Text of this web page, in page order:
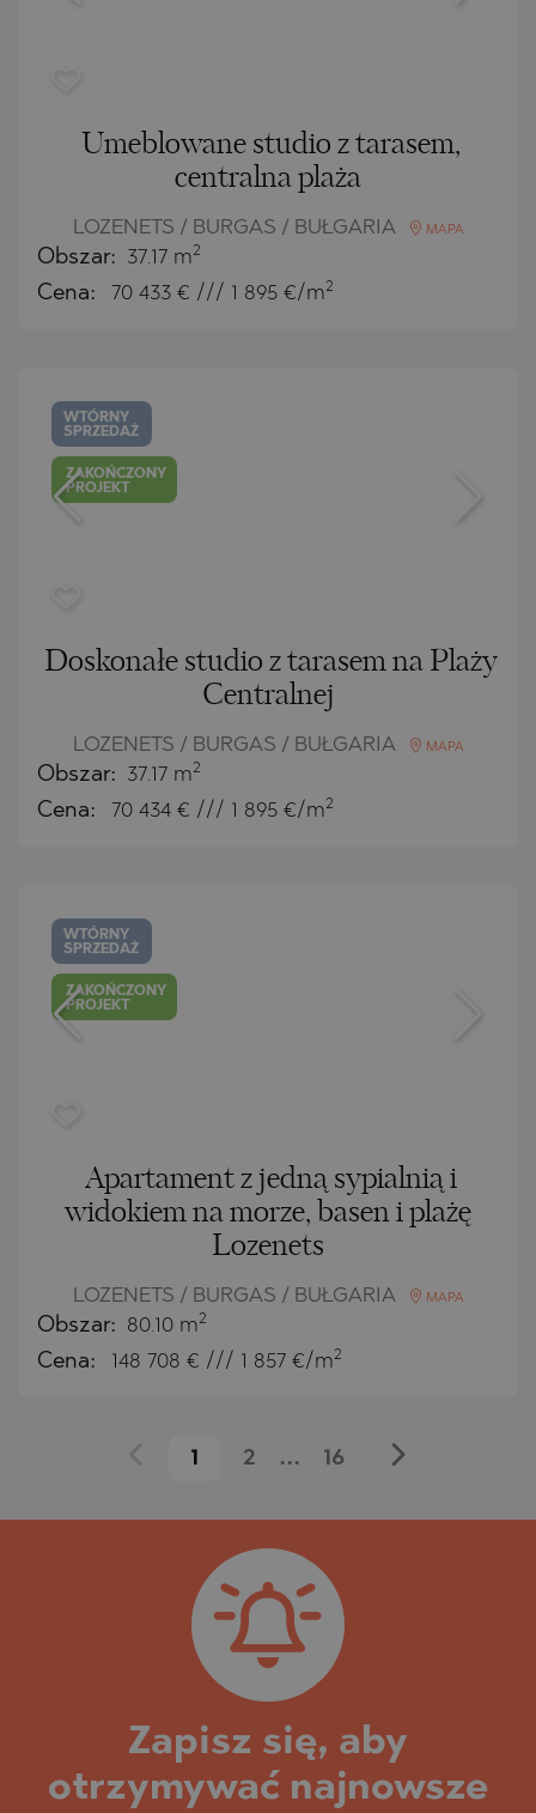
Umeblowane studio z tarasem,
centralna plaża
LOZENETS / BURGAS / BUŁGARIA MAPA
Obszar: 37.17 m2
Cena: 70 433 € /// 1 895 €/m2
WTÓRNY
SPRZEDAŻ
ZAKOŃCZONY
PROJEKT
Doskonałe studio z tarasem na Plaży
Centralnej
LOZENETS / BURGAS / BUŁGARIA MAPA
Obszar: 37.17 m2
Cena: 70 434 € /// 1 895 €/m2
WTÓRNY
SPRZEDAŻ
ZAKOŃCZONY
PROJEKT
Apartament z jedną sypialnią i
widokiem na morze, basen i plażę
Lozenets
LOZENETS / BURGAS / BUŁGARIA MAPA
Obszar: 80.10 m2
Cena: 148 708 € /// 1 857 €/m2
1 2 ... 16
Zapisz się, aby
otrzymywać najnowsze